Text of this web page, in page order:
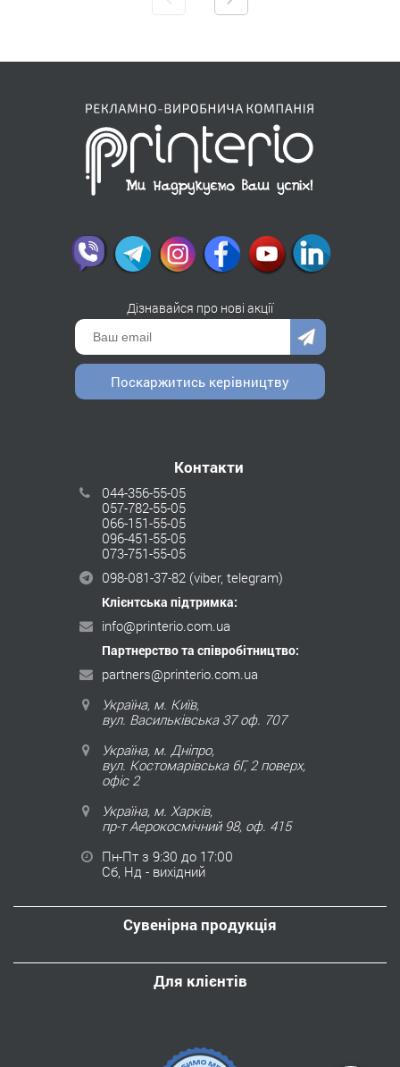
Дізнавайся про нові акції
Поскаржитись керівництву
Контакти
044-356-55-05
057-782-55-05
066-151-55-05
096-451-55-05
073-751-55-05
098-081-37-82 (viber, telegram)
Клієнтська підтримка:
info@printerio.com.ua
Партнерство та співробітництво:
partners@printerio.com.ua
Україна, м. Київ,
вул. Васильківська 37 оф. 707
Україна, м. Дніпро,
вул. Костомарівська 6Г, 2 поверх,
офіс 2
Україна, м. Харків,
пр-т Аерокосмічний 98, оф. 415
Пн-Пт з 9:30 до 17:00
Сб, Нд - вихідний
Сувенірна продукція
Для клієнтів